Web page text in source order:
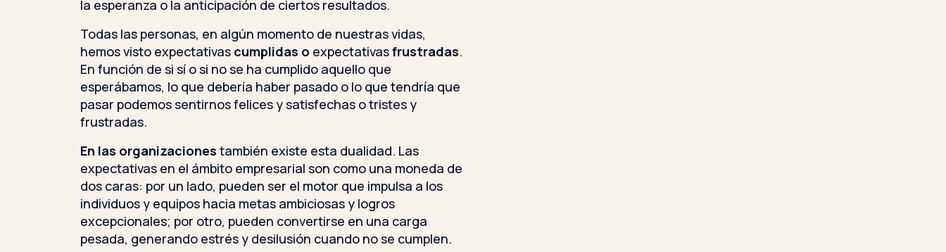
la esperanza o la anticipación de ciertos resultados.
Todas las personas, en algún momento de nuestras vidas,
hemos visto expectativas cumplidas o expectativasfrustradas.
En función de si sí o si no se ha cumplido aquello que
esperábamos, lo que debería haber pasado o lo que tendría que
pasar podemos sentirnos felices y satisfechas o tristes y
frustradas.
En las organizaciones también existe esta dualidad. Las
expectativas en el ámbito empresarial son como una moneda de
dos caras: por un lado, pueden ser el motor que impulsa a los
individuos y equipos hacia metas ambiciosas y logros
excepcionales; por otro, pueden convertirse en una carga
pesada, generando estrés y desilusión cuando no se cumplen.